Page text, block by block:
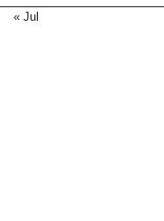
« Jul